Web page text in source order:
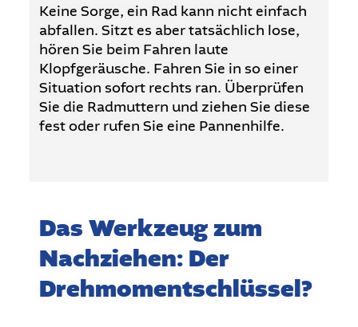
Keine Sorge, ein Rad kann nicht einfach
abfallen. Sitzt es aber tatsächlich lose,
hören Sie beim Fahren laute
Klopfgeräusche. Fahren Sie in so einer
Situation sofort rechts ran. Überprüfen
Sie die Radmuttern und ziehen Sie diese
fest oder rufen Sie eine Pannenhilfe.
Das Werkzeug zum
Nachziehen: Der
Drehmomentschlüssel?